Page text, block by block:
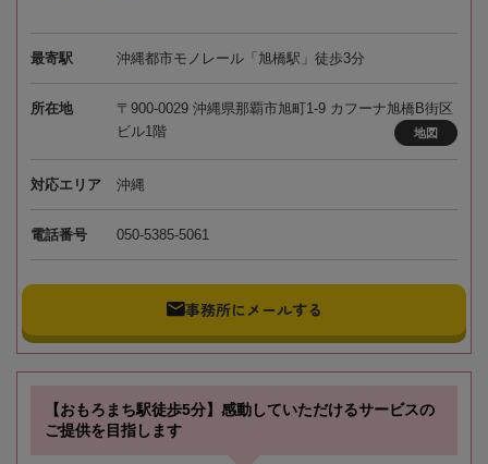
最寄駅 沖縄都市モノレール「旭橋駅」徒歩3分
所在地
〒900-0029 沖縄県那覇市旭町1-9 カフーナ旭橋B街区
ビル1階
地図
対応エリア 沖縄
電話番号 050-5385-5061
事務所にメールする
【おもろまち駅徒歩5分】感動していただけるサービスの
ご提供を目指します